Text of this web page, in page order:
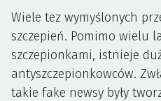
Wiele tez wymyślonych
szczepień. Pomimo wielu
szczepionkami, istnieje
antyszczepionkowców.
takie fake newsy były